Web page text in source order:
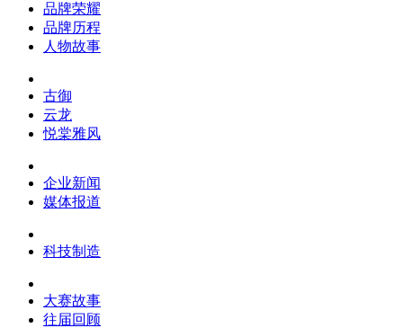
品牌荣耀
品牌历程
人物故事
古御
云龙
悦棠雅风
企业新闻
媒体报道
科技制造
大赛故事
往届回顾